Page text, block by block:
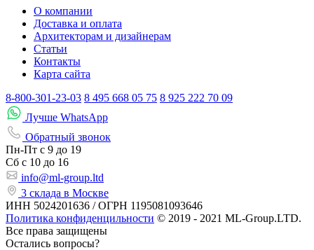
О компании
Доставка и оплата
Архитекторам и дизайнерам
Статьи
Контакты
Карта сайта
8-800-301-23-03 8 495 668 05 75 8 925 222 70 09
Лучше WhatsApp
Обратный звонок
Пн-Пт с 9 до 19
Сб с 10 до 16
info@ml-group.ltd
3 склада в Москве
ИНН 5024201636 / ОГРН 1195081093646
Политика конфиденцильности © 2019 - 2021 ML-Group.LTD.
Все права защищены
Остались вопросы?